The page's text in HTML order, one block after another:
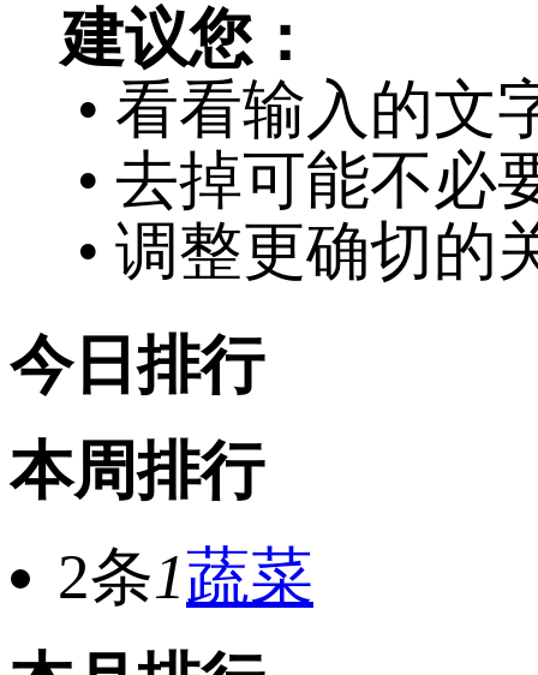
建议您：
• 看看输入的文
• 去掉可能不必
• 调整更确切的
今日排行
本周排行
2条1蔬菜